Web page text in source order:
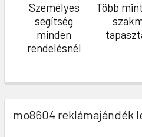
Személyes
segítség
minden
rendelésnél
Több
mo8604 reklámajándék